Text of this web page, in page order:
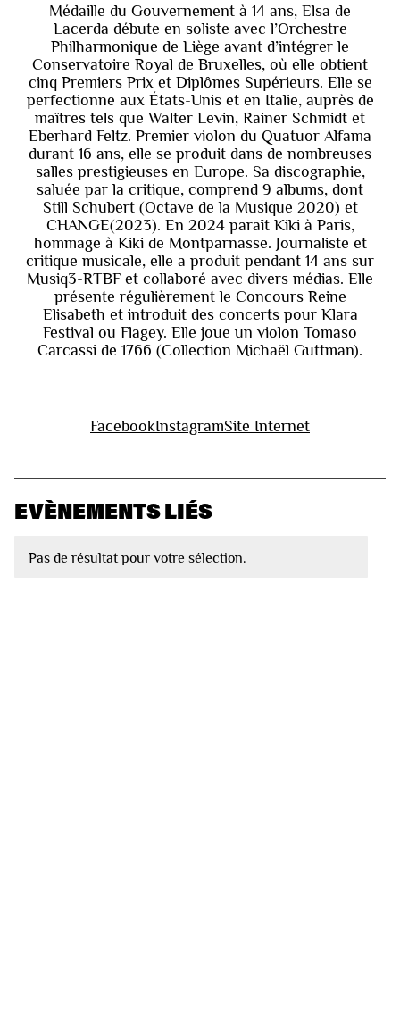
Médaille du Gouvernement à 14 ans, Elsa de
Lacerda débute en soliste avec l’Orchestre
Philharmonique de Liège avant d’intégrer le
Conservatoire Royal de Bruxelles, où elle obtient
cinq Premiers Prix et Diplômes Supérieurs. Elle se
perfectionne aux États-Unis et en Italie, auprès de
maîtres tels que Walter Levin, Rainer Schmidt et
Eberhard Feltz. Premier violon du Quatuor Alfama
durant 16 ans, elle se produit dans de nombreuses
salles prestigieuses en Europe. Sa discographie,
saluée par la critique, comprend 9 albums, dont
Still Schubert (Octave de la Musique 2020) et
CHANGE(2023). En 2024 paraît Kiki à Paris,
hommage à Kiki de Montparnasse. Journaliste et
critique musicale, elle a produit pendant 14 ans sur
Musiq3-RTBF et collaboré avec divers médias. Elle
présente régulièrement le Concours Reine
Elisabeth et introduit des concerts pour Klara
Festival ou Flagey. Elle joue un violon Tomaso
Carcassi de 1766 (Collection Michaël Guttman).
FacebookInstagramSite Internet
EVÈNEMENTS LIÉS
Pas de résultat pour votre sélection.